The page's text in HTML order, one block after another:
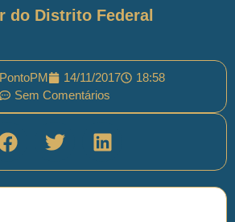
do Distrito Federal
14/11/2017
18:58
Sem Comentários